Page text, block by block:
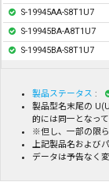
S-19945AA-S8T1U7
S-19945BA-A8T1U7
S-19945BA-S8T1U7
製品ステータス :
製品型名末尾の
的には同一となって
※但し、一部の限
上記製品名および
データは予告なく